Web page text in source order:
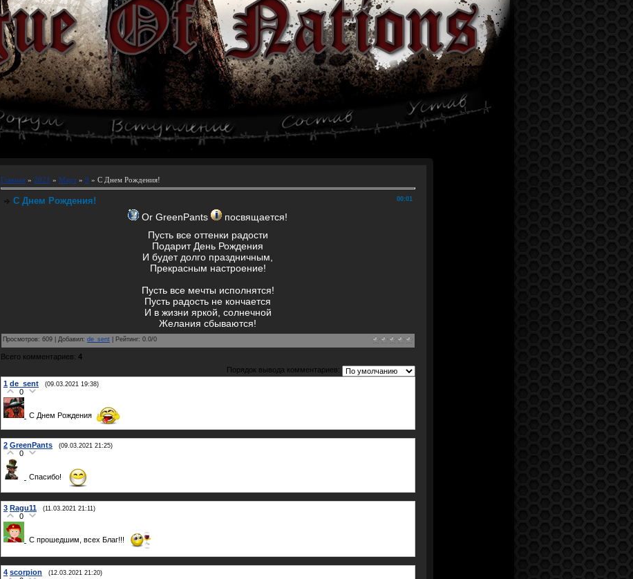
Главная » 2021 » Март » 9 » С Днем Рождения!
00:01
С Днем Рождения!
Or GreenPants
посвящается!
Пусть все оттенки радости
Подарит День Рождения
И будет долго праздничным,
Прекрасным настроение!
Пусть все мечты исполнятся!
Пусть радость не кончается
И в жизни яркой, солнечной
Желания сбываются!
Просмотров: 609 Добавил: de_sent Рейтинг: 0.0/0
Всего комментариев: 4
Порядок вывода комментариев:
1 de_sent (09.03.2021 19:38)
0
С Днем Рождения
2 GreenPants (09.03.2021 21:25)
0
Спасибо!
3 Ragu11 (11.03.2021 21:11)
0
С прошедшим, всех Благ!!!
4 scorpion (12.03.2021 21:20)